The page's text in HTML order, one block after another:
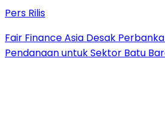
Pers Rilis
Fair Finance Asia Desak
Pendanaan untuk Sektor Batu